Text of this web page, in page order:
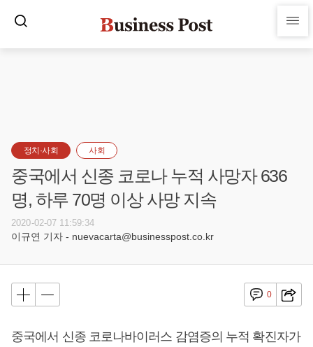
정치·사회 사회
중국에서 신종 코로나 누적 사망자 636
명, 하루 70명 이상 사망 지속
2020-02-07 11:59:34
이규연 기자 - nuevacarta@businesspost.co.kr
0
중국에서 신종 코로나바이러스 감염증의 누적 확진자가